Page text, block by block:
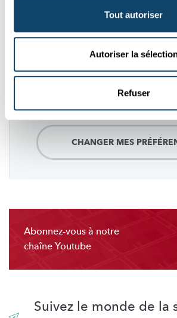
Tout autoriser
Autoriser la
Refuser
science.lu
refusé les cookies liés aux
Pour les voir, veuillez changer vos
préférences.
CHANGER MES
Abonnez-vous à notre
chaîne Youtube
Suivez le monde de la